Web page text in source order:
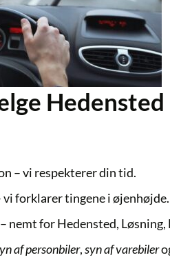
Hedensted
– vi respekterer din tid.
forklarer tingene i øjenhøjde.
nemt for Hedensted,
af personbiler,syn af varebiler